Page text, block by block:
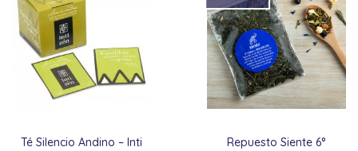
Té Silencio Andino – Inti
Repuesto Siente 6°